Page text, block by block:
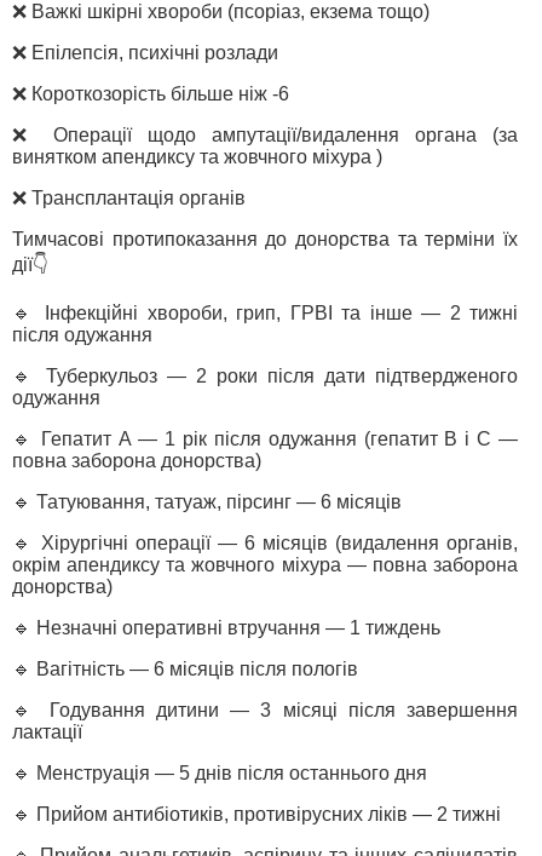
❌ Важкі шкірні хвороби (псоріаз, екзема тощо)
❌ Епілепсія, психічні розлади
❌ Короткозорість більше ніж -6
❌ Операції щодо ампутації/видалення органа (за
винятком апендиксу та жовчного міхура )
❌ Трансплантація органів
Тимчасові протипоказання до донорства та терміни їх
дії👇
🔹 Інфекційні хвороби, грип, ГРВІ та інше — 2 тижні
після одужання
🔹 Туберкульоз — 2 роки після дати підтвердженого
одужання
🔹 Гепатит А — 1 рік після одужання (гепатит В і С —
повна заборона донорства)
🔹 Татуювання, татуаж, пірсинг — 6 місяців
🔹 Хірургічні операції — 6 місяців (видалення органів,
окрім апендиксу та жовчного міхура — повна заборона
донорства)
🔹 Незначні оперативні втручання — 1 тиждень
🔹 Вагітність — 6 місяців після пологів
🔹 Годування дитини — 3 місяці після завершення
лактації
🔹 Менструація — 5 днів після останнього дня
🔹 Прийом антибіотиків, противірусних ліків — 2 тижні